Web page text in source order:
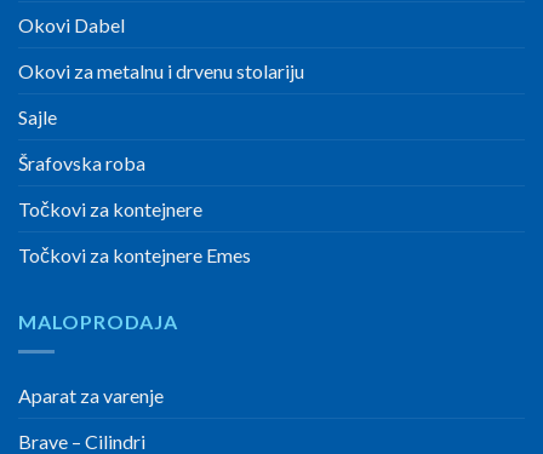
Okovi Dabel
Okovi za metalnu i drvenu stolariju
Sajle
Šrafovska roba
Točkovi za kontejnere
Točkovi za kontejnere Emes
MALOPRODAJA
Aparat za varenje
Brave – Cilindri